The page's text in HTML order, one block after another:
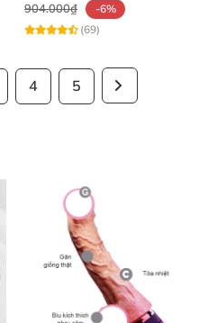
904.000₫
-6%
(69)
4 5